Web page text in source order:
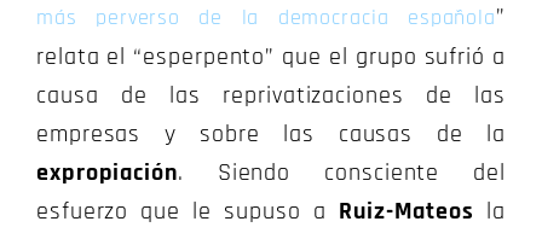
más perverso de la democracia española”
relata el “esperpento” que el grupo sufrió a
causa de las reprivatizaciones de las
empresas y sobre las causas de la
expropiación. Siendo consciente del
esfuerzo que le supuso a Ruiz-Mateos la